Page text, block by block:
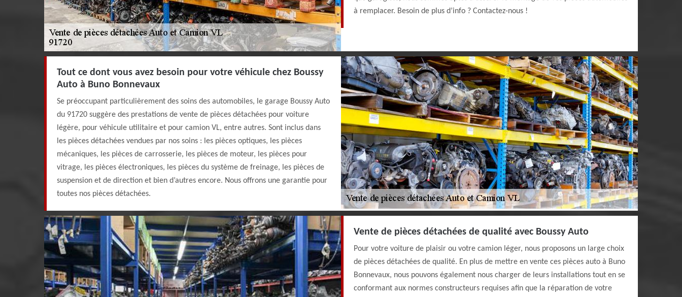
à remplacer. Besoin de plus d’info ? Contactez-nous !
Tout ce dont vous avez besoin pour votre véhicule chez Boussy
Auto à Buno Bonnevaux
Se préoccupant particulièrement des soins des automobiles, le garage Boussy Auto
du 91720 suggère des prestations de vente de pièces détachées pour voiture
légère, pour véhicule utilitaire et pour camion VL, entre autres. Sont inclus dans
les pièces détachées vendues par nos soins : les pièces optiques, les pièces
mécaniques, les pièces de carrosserie, les pièces de moteur, les pièces pour
vitrage, les pièces électroniques, les pièces du système de freinage, les pièces de
suspension et de direction et bien d’autres encore. Nous offrons une garantie pour
toutes nos pièces détachées.
Vente de pièces détachées de qualité avec Boussy Auto
Pour votre voiture de plaisir ou votre camion léger, nous proposons un large choix
de pièces détachées de qualité. En plus de mettre en vente ces pièces auto à Buno
Bonnevaux, nous pouvons également nous charger de leurs installations tout en se
conformant aux normes constructeurs requises afin que la réparation de votre